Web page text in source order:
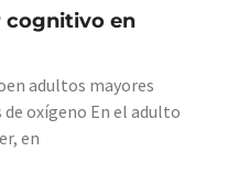
cognitivo en
adultos mayores
oxígeno En el adulto
en